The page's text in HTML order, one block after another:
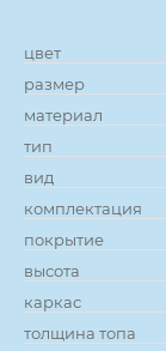
цвет
размер
материал
тип
вид
комплектация
покрытие
высота
каркас
толщина топа